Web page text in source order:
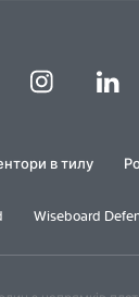
в тилу
Wiseboard